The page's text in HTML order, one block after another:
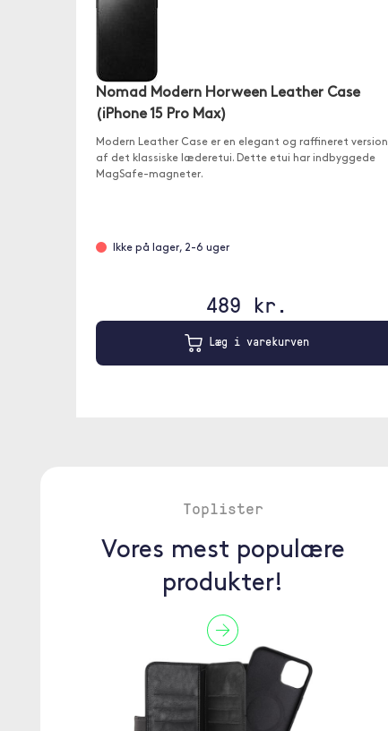
Nomad Modern Horween Leather Case
(iPhone 15 Pro Max)
Modern Leather Case er en elegant og raffineret version
af det klassiske læderetui. Dette etui har indbyggede
MagSafe-magneter.
Ikke på lager, 2-6 uger
489 kr.
Læg i varekurven
Toplister
Vores mest populære
produkter!